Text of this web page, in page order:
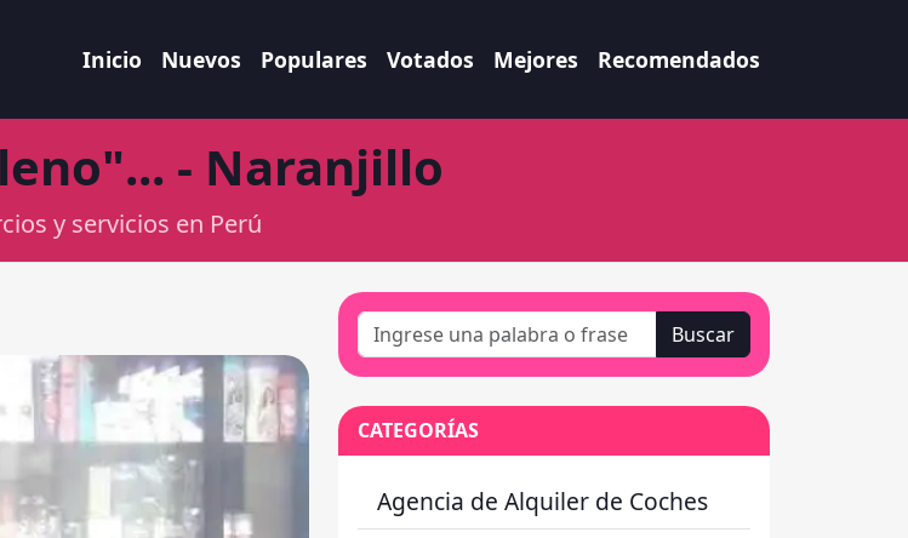
Inicio Nuevos Populares Votados Mejores Recomendados
- Naranjillo
y servicios en Perú
Buscar
CATEGORÍAS
Agencia de Alquiler de Coches